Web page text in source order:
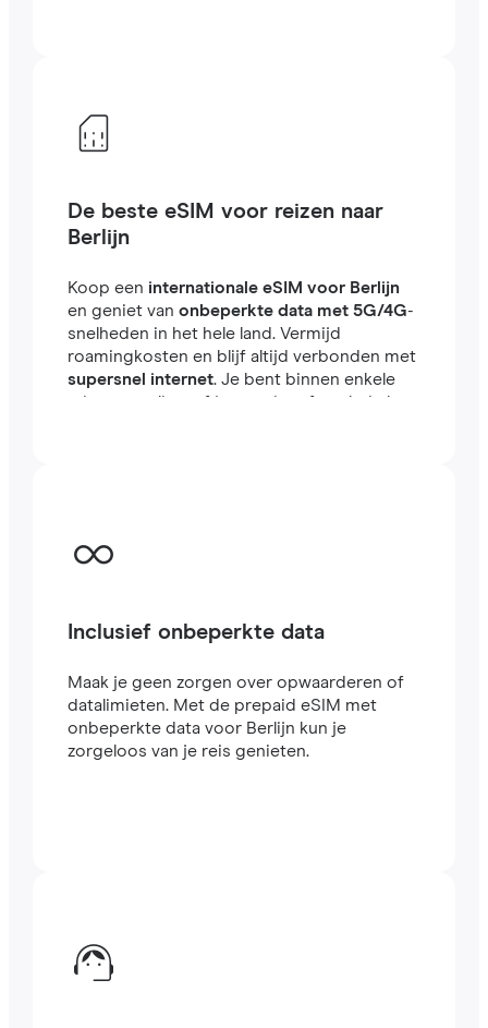
De beste eSIM voor reizen naar
Berlijn
Koop een internationale eSIM voor Berlijn
en geniet van onbeperkte data met 5G/4G-
snelheden in het hele land. Vermijd
roamingkosten en blijf altijd verbonden met
supersnel internet. Je bent binnen enkele
minuten online, of je nu reist of werkt in het
Inclusief onbeperkte data
Maak je geen zorgen over opwaarderen of
datalimieten. Met de prepaid eSIM met
onbeperkte data voor Berlijn kun je
zorgeloos van je reis genieten.